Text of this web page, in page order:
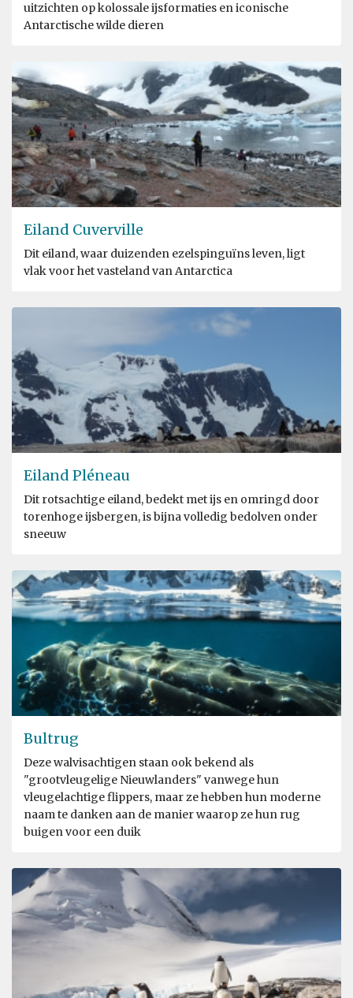
uitzichten op kolossale ijsformaties en iconische
Antarctische wilde dieren
Eiland Cuverville
Dit eiland, waar duizenden ezelspinguïns leven, ligt
vlak voor het vasteland van Antarctica
Eiland Pléneau
Dit rotsachtige eiland, bedekt met ijs en omringd door
torenhoge ijsbergen, is bijna volledig bedolven onder
sneeuw
Bultrug
Deze walvisachtigen staan ook bekend als
"grootvleugelige Nieuwlanders" vanwege hun
vleugelachtige flippers, maar ze hebben hun moderne
naam te danken aan de manier waarop ze hun rug
buigen voor een duik